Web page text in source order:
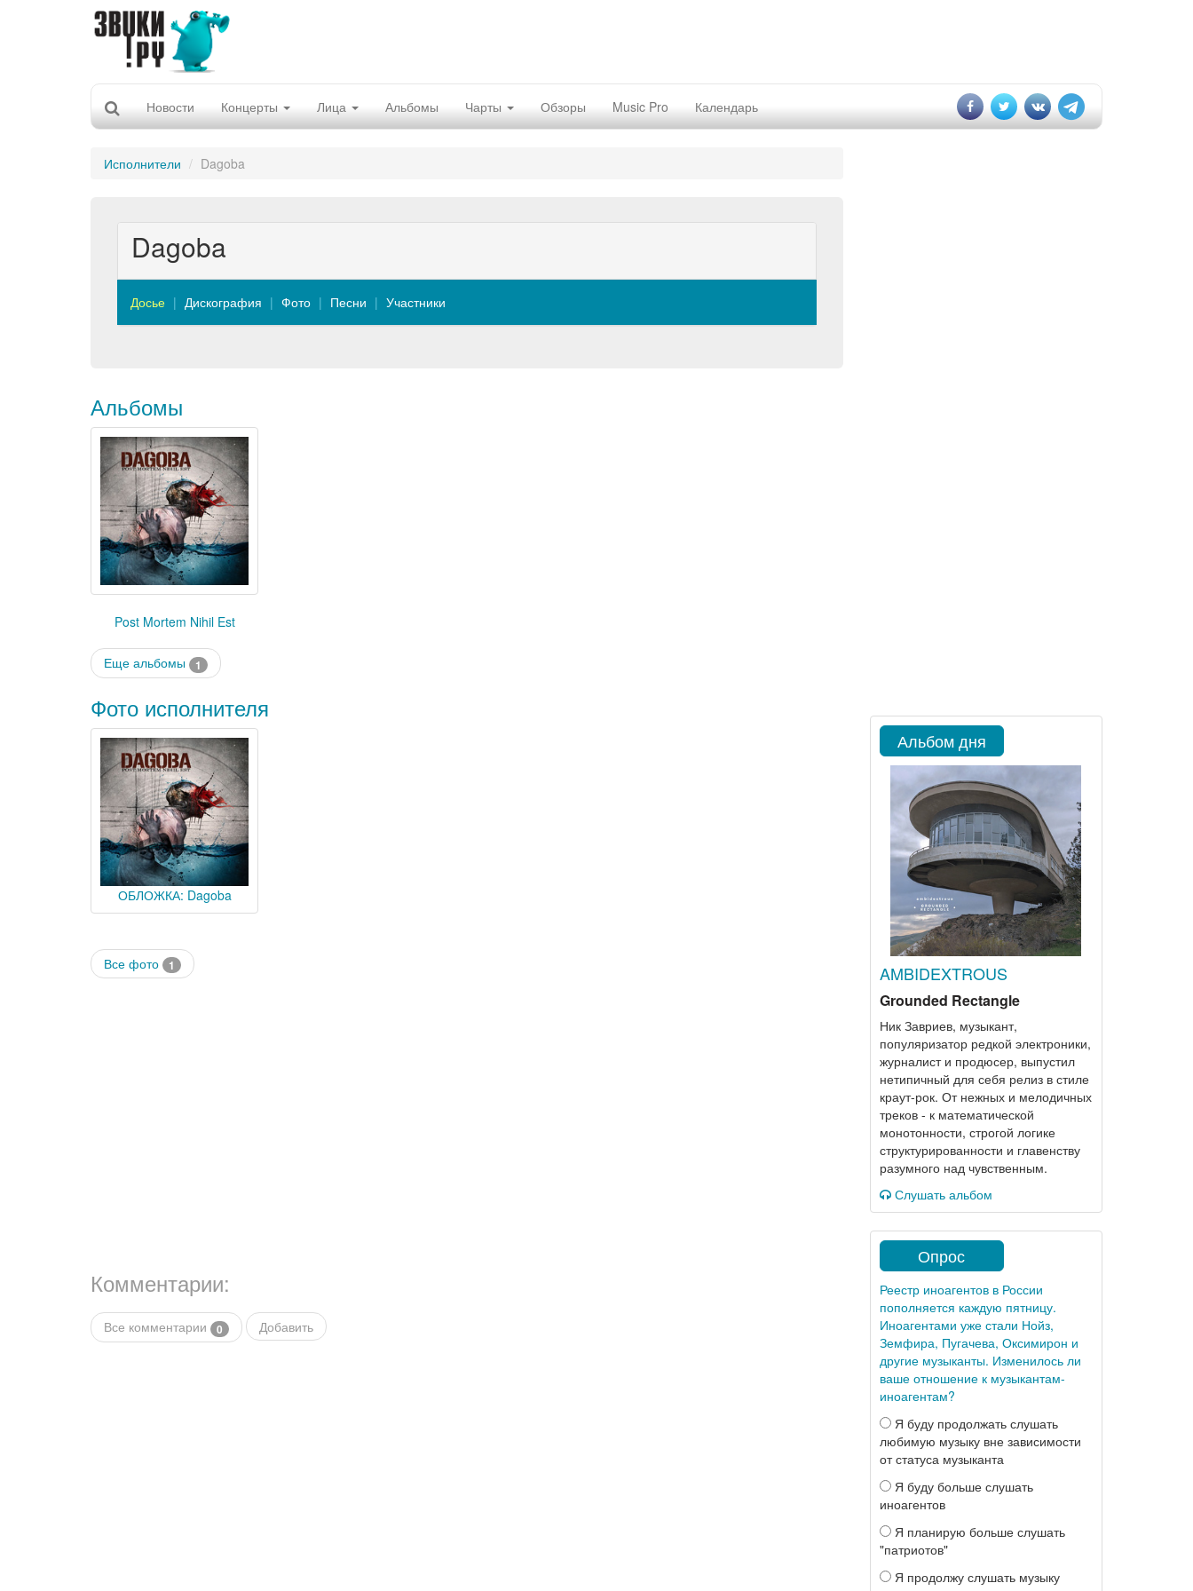
Новости Концерты Лица Альбомы Чарты Обзоры Music Pro Календарь
Исполнители Dagoba
Dagoba
Досье Дискография Фото Песни Участники
Альбомы
Post Mortem Nihil Est
Еще альбомы 1
Фото исполнителя
ОБЛОЖКА: Dagoba
Все фото 1
Комментарии:
Все комментарии 0 Добавить
Альбом дня
AMBIDEXTROUS
Grounded Rectangle
Ник Завриев, музыкант,
популяризатор редкой электроники,
журналист и продюсер, выпустил
нетипичный для себя релиз в стиле
краут-рок. От нежных и мелодичных
треков - к математической
монотонности, строгой логике
структурированности и главенству
разумного над чувственным.
Слушать альбом
Опрос
Реестр иноагентов в России
пополняется каждую пятницу.
Иноагентами уже стали Нойз,
Земфира, Пугачева, Оксимирон и
другие музыканты. Изменилось ли
ваше отношение к музыкантам-
иноагентам?
Я буду продолжать слушать
любимую музыку вне зависимости
от статуса музыканта
Я буду больше слушать
иноагентов
Я планирую больше слушать
"патриотов"
Я продолжу слушать музыку